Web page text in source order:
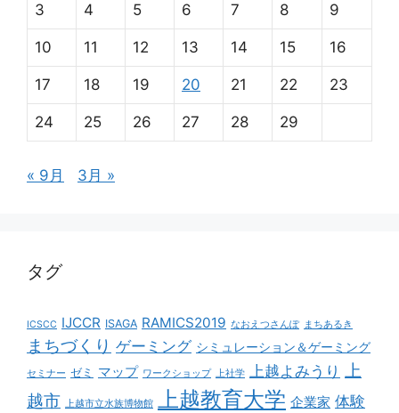
3 4 5 6 7 8 9
10 11 12 13 14 15 16
17 18 19 20 21 22 23
24 25 26 27 28 29
« 9月 3月 »
タグ
ICSCC IJCCR ISAGA RAMICS2019 なおえつさんぽ まちあるき
まちづくり ゲーミング シミュレーション＆ゲーミング
セミナー ゼミ マップ ワークショップ 上社学 上越よみうり
上
越市
上越市立水族博物館 上越教育大学 企業家 体験